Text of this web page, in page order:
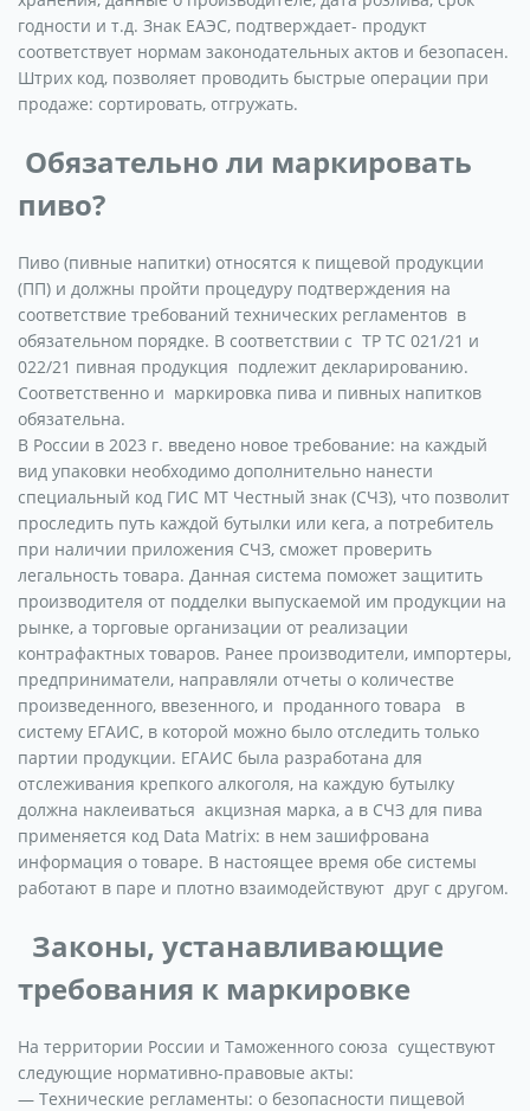
годности и т.д. Знак ЕАЭС, подтверждает- продукт
соответствует нормам законодательных актов и безопасен.
Штрих код, позволяет проводить быстрые операции при
продаже: сортировать, отгружать.
Обязательно ли маркировать
пиво?
Пиво (пивные напитки) относятся к пищевой продукции
(ПП) и должны пройти процедуру подтверждения на
соответствие требований технических регламентов в
обязательном порядке. В соответствии с ТР ТС 021/21 и
022/21 пивная продукция подлежит декларированию.
Соответственно и маркировка пива и пивных напитков
обязательна.
В России в 2023 г. введено новое требование: на каждый
вид упаковки необходимо дополнительно нанести
специальный код ГИС МТ Честный знак (СЧЗ), что позволит
проследить путь каждой бутылки или кега, а потребитель
при наличии приложения СЧЗ, сможет проверить
легальность товара. Данная система поможет защитить
производителя от подделки выпускаемой им продукции на
рынке, а торговые организации от реализации
контрафактных товаров. Ранее производители, импортеры,
предприниматели, направляли отчеты о количестве
произведенного, ввезенного, и проданного товара в
систему ЕГАИС, в которой можно было отследить только
партии продукции. ЕГАИС была разработана для
отслеживания крепкого алкоголя, на каждую бутылку
должна наклеиваться акцизная марка, а в СЧЗ для пива
применяется код Data Matrix: в нем зашифрована
информация о товаре. В настоящее время обе системы
работают в паре и плотно взаимодействуют друг с другом.
Законы, устанавливающие
требования к маркировке
На территории России и Таможенного союза существуют
следующие нормативно-правовые акты:
— Технические регламенты: о безопасности пищевой